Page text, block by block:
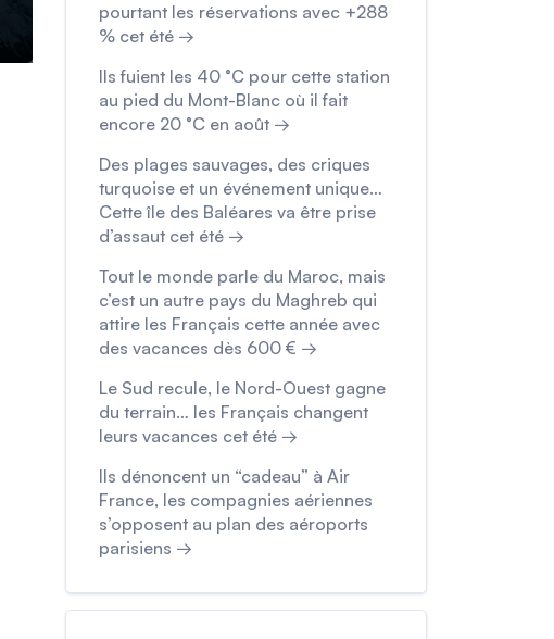
pourtant les réservations avec +288
% cet été →
Ils fuient les 40 °C pour cette station
au pied du Mont-Blanc où il fait
encore 20 °C en août →
Des plages sauvages, des criques
turquoise et un événement unique…
Cette île des Baléares va être prise
d’assaut cet été →
Tout le monde parle du Maroc, mais
c’est un autre pays du Maghreb qui
attire les Français cette année avec
des vacances dès 600 € →
Le Sud recule, le Nord-Ouest gagne
du terrain… les Français changent
leurs vacances cet été →
Ils dénoncent un “cadeau” à Air
France, les compagnies aériennes
s’opposent au plan des aéroports
parisiens →